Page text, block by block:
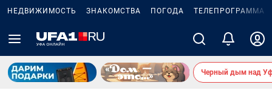
НЕДВИЖИМОСТЬ ЗНАКОМСТВА ПОГОДА ТЕЛЕПРОГРАММА
Черный дым над